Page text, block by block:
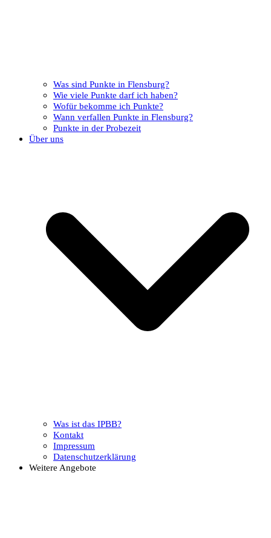
Was sind Punkte in Flensburg?
Wie viele Punkte darf ich haben?
Wofür bekomme ich Punkte?
Wann verfallen Punkte in Flensburg?
Punkte in der Probezeit
Über uns
Was ist das IPBB?
Kontakt
Impressum
Datenschutzerklärung
Weitere Angebote